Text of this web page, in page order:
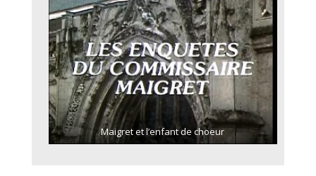
Maigret et l’enfant de choeur